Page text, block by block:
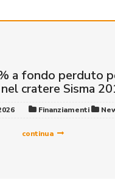
a fondo perduto
cratere Sisma
Finanziamenti
continua